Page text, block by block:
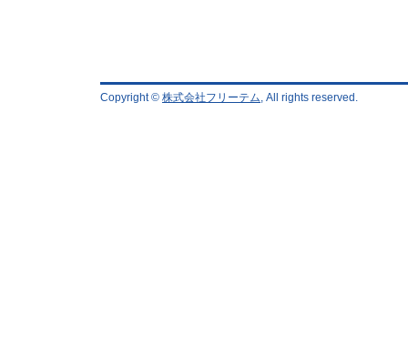
Copyright © 株式会社フリーテム, All rights reserved.